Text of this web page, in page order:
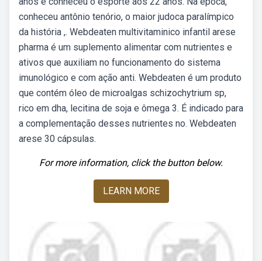
conheceu antônio tenório, o maior judoca paralímpico
da história ,. Webdeaten multivitaminico infantil arese
pharma é um suplemento alimentar com nutrientes e
ativos que auxiliam no funcionamento do sistema
imunológico e com ação anti. Webdeaten é um produto
que contém óleo de microalgas schizochytrium sp,
rico em dha, lecitina de soja e ômega 3. É indicado para
a complementação desses nutrientes no. Webdeaten
arese 30 cápsulas.
For more information, click the button below.
LEARN MORE